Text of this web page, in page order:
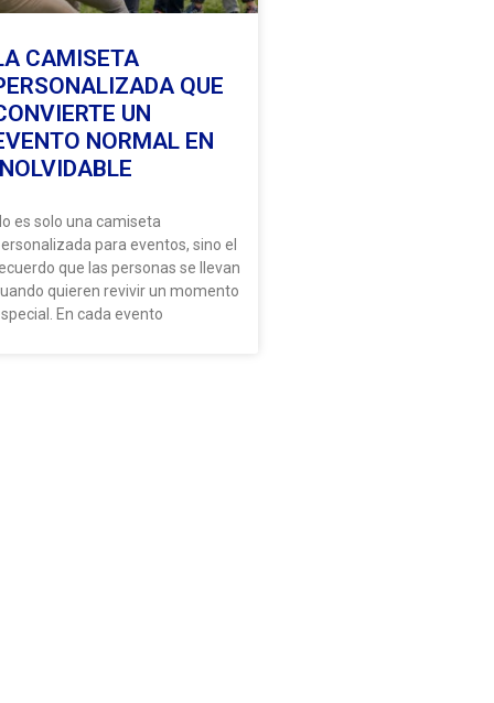
CAMISETA
QUE
UN
NORMAL EN
es solo una camiseta
para eventos, sino el
que las personas se llevan
quieren revivir un momento
En cada evento